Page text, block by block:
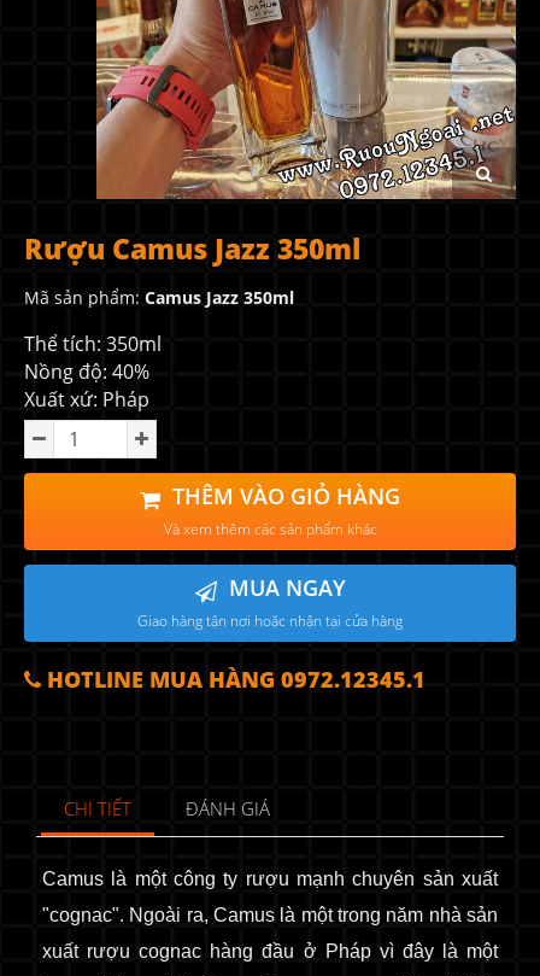
Rượu Camus Jazz 350ml
Mã sản phẩm: Camus Jazz 350ml
Thể tích: 350ml
Nồng độ: 40%
Xuất xứ: Pháp
THÊM VÀO GIỎ HÀNG
Và xem thêm các sản phẩm khác
MUA NGAY
Giao hàng tận nơi hoặc nhận tại cửa hàng
HOTLINE MUA HÀNG 0972.12345.1
CHI TIẾT ĐÁNH GIÁ
Camus là một công ty rượu mạnh chuyên sản xuất
"cognac". Ngoài ra, Camus là một trong năm nhà sản
xuất rượu cognac hàng đầu ở Pháp vì đây là một